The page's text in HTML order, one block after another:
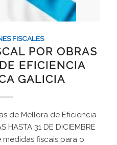
FISCALES
POR OBRAS
EFICIENCIA
GALICIA
de Mellora de Eficiencia
HASTA 31 DE DICIEMBRE
medidas fiscais para o